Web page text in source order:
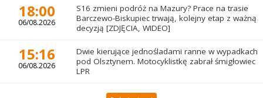
18:00
06/08.2026
S16 zmieni podróż na Mazury? Prace na trasie
Barczewo-Biskupiec trwają, kolejny etap z ważną
decyzją [ZDJĘCIA, WIDEO]
15:16
06/08.2026
Dwie kierujące jednośladami ranne w wypadkach
pod Olsztynem. Motocyklistkę zabrał śmigłowiec
LPR